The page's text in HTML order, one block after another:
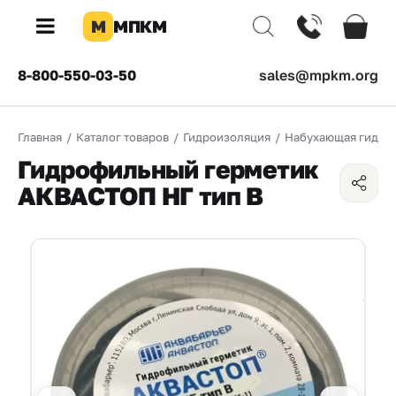
×
КОМПАНИЯ
О
компании
товаров
Бренды
М МПКМ
8-800-550-03-50 sales@mpkm.org
Главная / Каталог товаров / Гидроизоляция / Набухающая
Гидрофильный герметик
АКВАСТОП НГ тип В